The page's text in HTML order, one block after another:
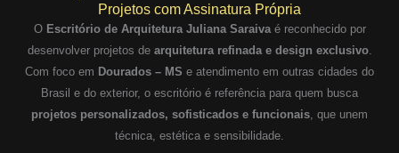
Projetos com Assinatura Própria
O Escritório de Arquitetura Juliana Saraivaé reconhecido por
desenvolver projetos de arquitetura refinada e design exclusivo.
Com foco em Dourados – MS e atendimento em outras cidades do
Brasil e do exterior, o escritório é referência para quem busca
projetos personalizados, sofisticados e funcionais , que unem
técnica, estética e sensibilidade.